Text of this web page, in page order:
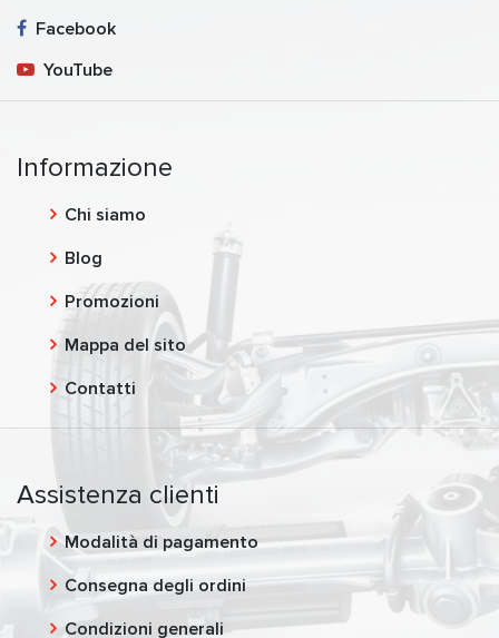
Facebook
YouTube
Informazione
Chi siamo
Blog
Promozioni
Mappa del sito
Contatti
Assistenza clienti
Modalità di pagamento
Consegna degli ordini
Condizioni generali